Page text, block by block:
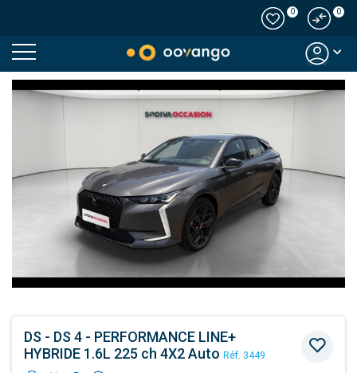
0 0
DS - DS 4 - PERFORMANCE LINE+
HYBRIDE 1.6L 225 ch 4X2 Auto Réf. 3449
Modal country